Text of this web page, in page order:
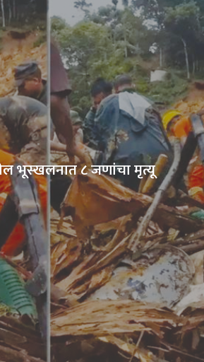
भूस्खलनात ८ जणांचा मृत्यू